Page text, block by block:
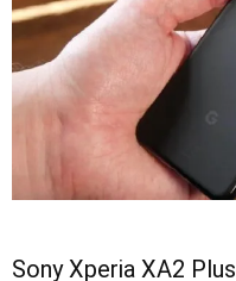
Sony Xperia XA2 Plus